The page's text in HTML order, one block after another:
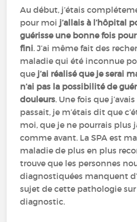
Au début, j’étais
pour moi j’allais à l’hôpital
guérisse une bonne fois
fini. J’ai même fait des
maladie qui été inconnue
que j’ai réalisé que je serai
n’ai pas la possibilité de
douleurs. Une fois que
passait, je m’étais dit que
moi, que je ne pourrais plus
comme avant. La SPA est
maladie de plus en plus
trouve que les personnes
diagnostiquées manquent
sujet de cette pathologie
diagnostic.